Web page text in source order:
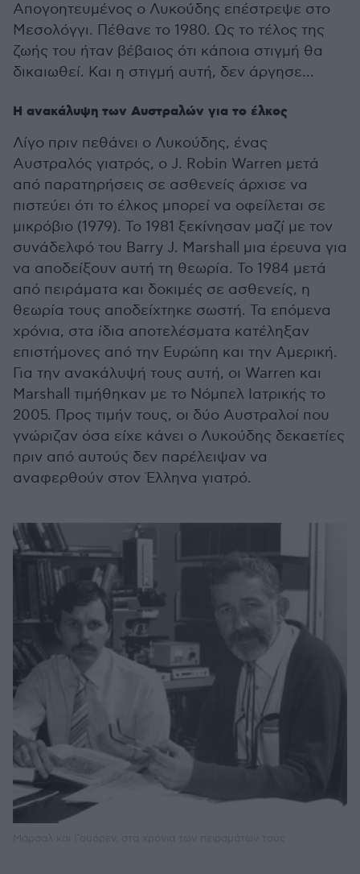
Απογοητευμένος ο Λυκούδης επέστρεψε στο
Μεσολόγγι. Πέθανε το 1980. Ως το τέλος της
ζωής του ήταν βέβαιος ότι κάποια στιγμή θα
δικαιωθεί. Και η στιγμή αυτή, δεν άργησε...
Η ανακάλυψη των Αυστραλών για το έλκος
Λίγο πριν πεθάνει ο Λυκούδης, ένας
Αυστραλός γιατρός, ο J. Robin Warren μετά
από παρατηρήσεις σε ασθενείς άρχισε να
πιστεύει ότι το έλκος μπορεί να οφείλεται σε
μικρόβιο (1979). Το 1981 ξεκίνησαν μαζί με τον
συνάδελφό του Barry J. Marshall μια έρευνα για
να αποδείξουν αυτή τη θεωρία. Το 1984 μετά
από πειράματα και δοκιμές σε ασθενείς, η
θεωρία τους αποδείχτηκε σωστή. Τα επόμενα
χρόνια, στα ίδια αποτελέσματα κατέληξαν
επιστήμονες από την Ευρώπη και την Αμερική.
Για την ανακάλυψή τους αυτή, οι Warren και
Marshall τιμήθηκαν με το Νόμπελ Ιατρικής το
2005. Προς τιμήν τους, οι δύο Αυστραλοί που
γνώριζαν όσα είχε κάνει ο Λυκούδης δεκαετίες
πριν από αυτούς δεν παρέλειψαν να
αναφερθούν στον Έλληνα γιατρό.